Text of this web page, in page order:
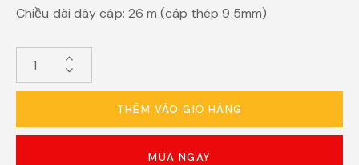
Chiều dài dây cáp: 26 m (cáp thép 9.5mm)
THÊM VÀO GIỎ HÀNG
MUA NGAY